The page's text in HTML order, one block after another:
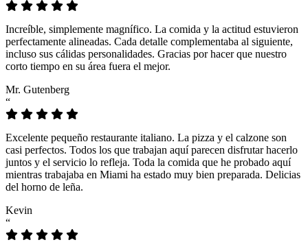
Increíble, simplemente magnífico. La comida y la actitud estuvieron
perfectamente alineadas. Cada detalle complementaba al siguiente,
incluso sus cálidas personalidades. Gracias por hacer que nuestro
corto tiempo en su área fuera el mejor.
Mr. Gutenberg
“
Excelente pequeño restaurante italiano. La pizza y el calzone son
casi perfectos. Todos los que trabajan aquí parecen disfrutar hacerlo
juntos y el servicio lo refleja. Toda la comida que he probado aquí
mientras trabajaba en Miami ha estado muy bien preparada. Delicias
del horno de leña.
Kevin
“